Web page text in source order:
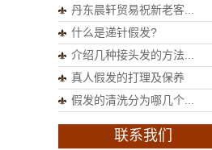
丹东晨轩贸易祝新老客...
什么是递针假发?
介绍几种接头发的方法...
真人假发的打理及保养
假发的清洗分为哪几个...
联系我们